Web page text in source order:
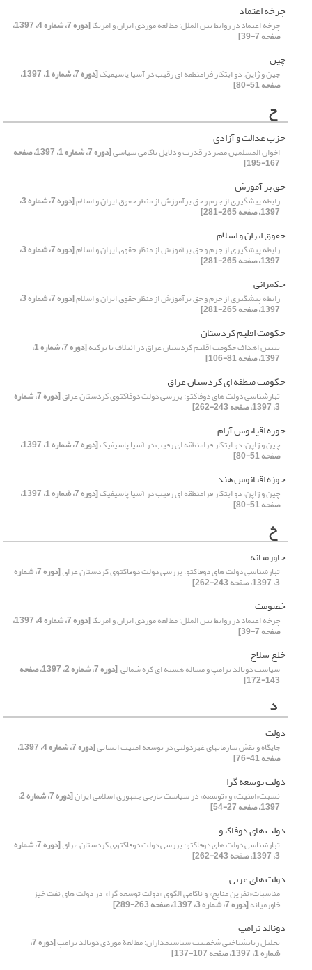
چرخه اعتماد
چرخه اعتماد در روابط بین‌ الملل: مطالعه موردی ایران و امریکا [دوره 7، شماره 4، 1397،
صفحه 7-39]
چین
چین و ژاپن، دو ابتکار فرامنطقه ای رقیب در آسیا پاسیفیک [دوره 7، شماره 1، 1397،
صفحه 51-80]
ح
حزب عدالت و آزادی
اخوان المسلمین مصر در قدرت و دلایل ناکامی سیاسی [دوره 7، شماره 1، 1397، صفحه
167-195]
حق بر آموزش
رابطه‌ پیشگیری از جرم و حق برآموزش از منظر حقوق ایران و اسلام [دوره 7، شماره 3،
1397، صفحه 265-281]
حقوق ایران و اسلام
رابطه‌ پیشگیری از جرم و حق برآموزش از منظر حقوق ایران و اسلام [دوره 7، شماره 3،
1397، صفحه 265-281]
حکمرانی
رابطه‌ پیشگیری از جرم و حق برآموزش از منظر حقوق ایران و اسلام [دوره 7، شماره 3،
1397، صفحه 265-281]
حکومت اقلیم کردستان
تبیین اهداف حکومت اقلیم کردستان عراق در ائتلاف با ترکیه [دوره 7، شماره 1،
1397، صفحه 81-106]
حکومت منطقه ای کردستان عراق
تبارشناسی دولت های دوفاکتو: بررسی دولت دوفاکتوی کردستان عراق [دوره 7، شماره
3، 1397، صفحه 243-262]
حوزه اقیانوس آرام
چین و ژاپن، دو ابتکار فرامنطقه ای رقیب در آسیا پاسیفیک [دوره 7، شماره 1، 1397،
صفحه 51-80]
حوزه اقیانوس هند
چین و ژاپن، دو ابتکار فرامنطقه ای رقیب در آسیا پاسیفیک [دوره 7، شماره 1، 1397،
صفحه 51-80]
خ
خاورمیانه
تبارشناسی دولت های دوفاکتو: بررسی دولت دوفاکتوی کردستان عراق [دوره 7، شماره
3، 1397، صفحه 243-262]
خصومت
چرخه اعتماد در روابط بین‌ الملل: مطالعه موردی ایران و امریکا [دوره 7، شماره 4، 1397،
صفحه 7-39]
خلع سلاح
سیاست دونالد ترامپ و مساله هسته ای کره شمالی ‏ [دوره 7، شماره 2، 1397، صفحه
143-172]
د
دولت
جایگاه و نقش سازمانهای غیردولتی در توسعه امنیت انسانی [دوره 7، شماره 4، 1397،
صفحه 41-76]
دولت توسعه گرا
نسبت«امنیت» و «توسعه» در سیاست خارجی جمهوری اسلامی ایران [دوره 7، شماره 2،
1397، صفحه 27-54]
دولت های دوفاکتو
تبارشناسی دولت های دوفاکتو: بررسی دولت دوفاکتوی کردستان عراق [دوره 7، شماره
3، 1397، صفحه 243-262]
دولت های عربی
مناسبات«نفرین منابع» و ناکامی الگوی «دولت توسعه گرا» ‏ در دولت های نفت خیز
خاورمیانه[دوره 7، شماره 3، 1397، صفحه 263-289]
دونالد ترامپ
تحلیل زبانشناختی شخصیت سیاستمداران: مطالعة موردی دونالد ترامپ [دوره 7،
شماره 1، 1397، صفحه 107-137]